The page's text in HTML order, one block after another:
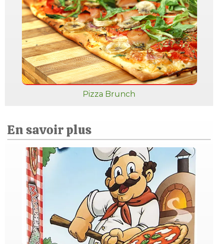
Pizza Brunch
En savoir plus